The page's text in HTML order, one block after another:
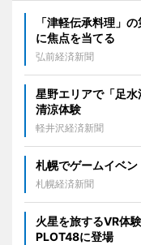
「津軽伝承料理」
に焦点を当てる
弘前経済新聞
星野エリアで「足
清涼体験
軽井沢経済新聞
札幌でゲームイベ
札幌経済新聞
火星を旅するVR体
PLOT48に登場